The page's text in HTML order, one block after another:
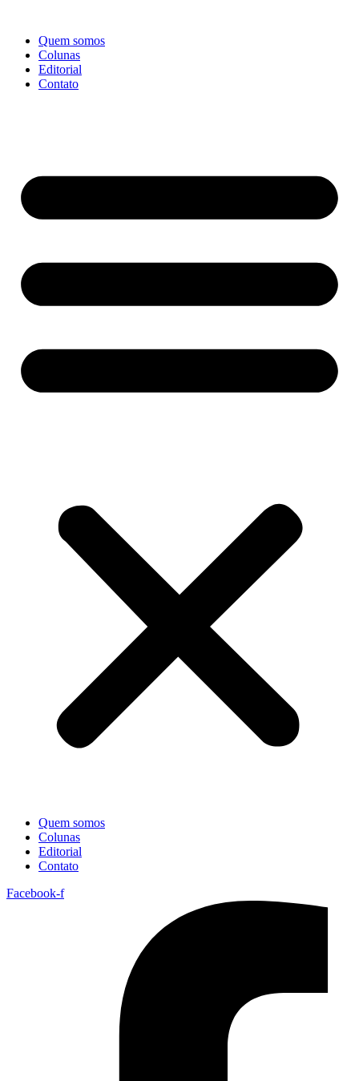
conteúdo
Quem somos
Colunas
Editorial
Contato
Quem somos
Colunas
Editorial
Contato
Facebook-f